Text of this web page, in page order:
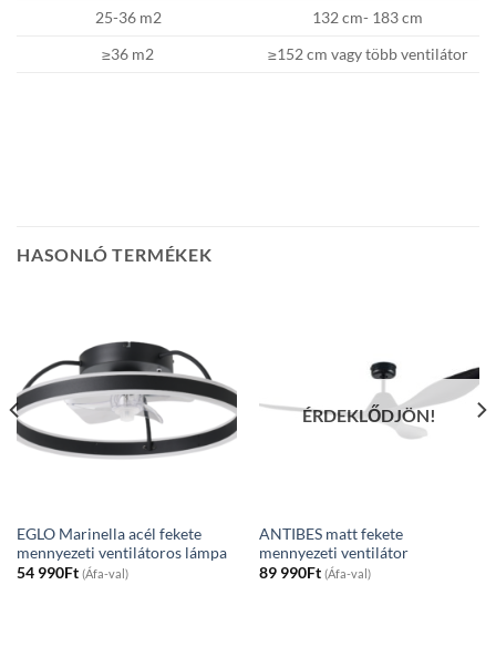
25-36 m2
132 cm- 183 cm
≥36 m2
≥152 cm vagy több ventilátor
HASONLÓ TERMÉKEK
EGLO Marinella acél fekete
mennyezeti ventilátoros lámpa
54 990Ft (Áfa-val)
ÉRDEKLŐDJÖN!
ANTIBES matt fekete
mennyezeti ventilátor
89 990Ft (Áfa-val)